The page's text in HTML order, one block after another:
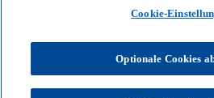
Cookie-
Optionale Cookies